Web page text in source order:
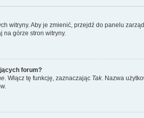
Aby je zmienić, przejdź do panelu
na górze stron witryny.
forum?
. Włącz tę funkcję, zaznaczając Tak. Nazwa